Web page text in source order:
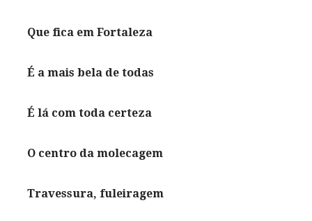
Que fica em Fortaleza
É a mais bela de todas
É lá com toda certeza
O centro da molecagem
Travessura, fuleiragem